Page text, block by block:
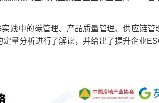
践中的碳管理、产品质量管理、供应链管
量分析进行了解读，并给出了提升企业